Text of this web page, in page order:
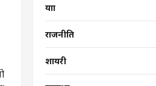
यात्रा
राजनीति
शायरी